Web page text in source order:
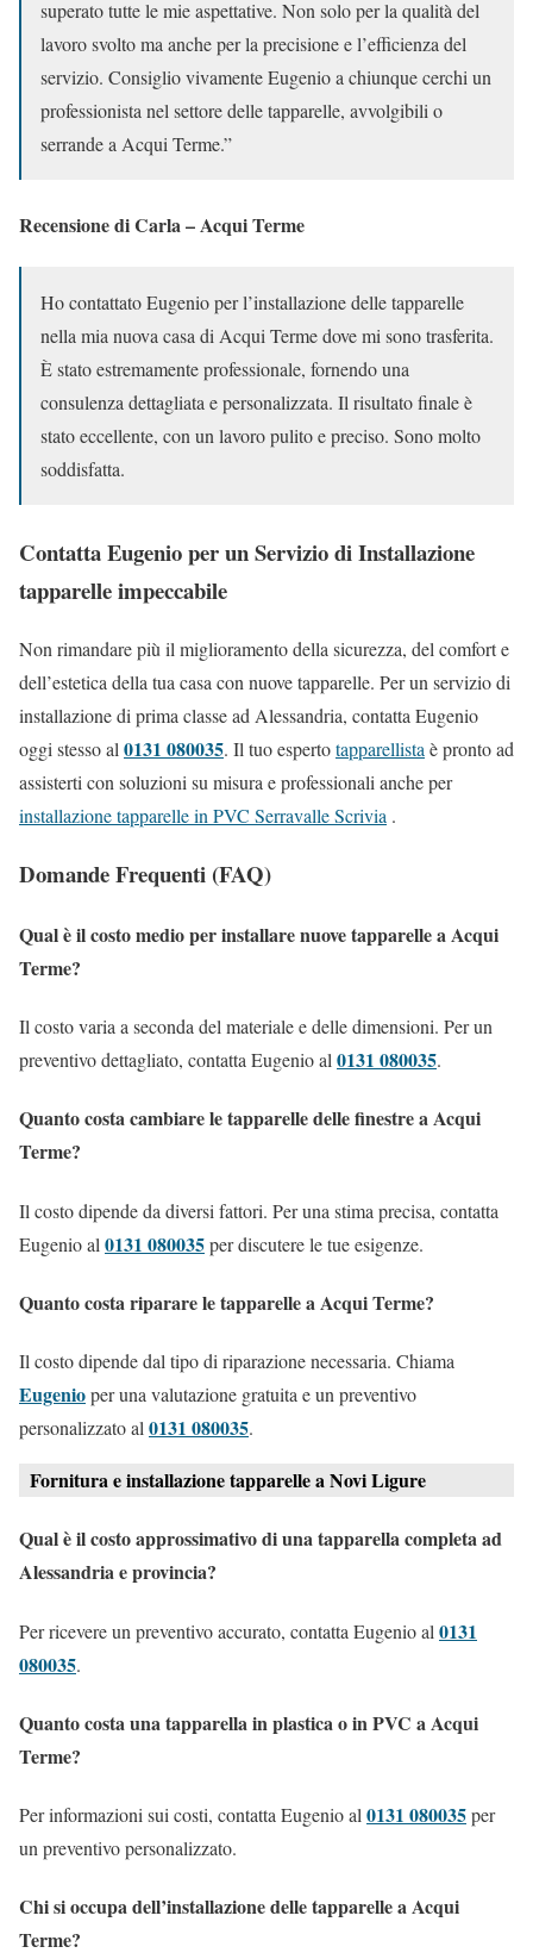
superato tutte le mie aspettative. Non solo per la qualità del
lavoro svolto ma anche per la precisione e l’efficienza del
servizio. Consiglio vivamente Eugenio a chiunque cerchi un
professionista nel settore delle tapparelle, avvolgibili o
serrande a Acqui Terme.”
Recensione di Carla – Acqui Terme
Ho contattato Eugenio per l’installazione delle tapparelle
nella mia nuova casa di Acqui Terme dove mi sono trasferita.
È stato estremamente professionale, fornendo una
consulenza dettagliata e personalizzata. Il risultato finale è
stato eccellente, con un lavoro pulito e preciso. Sono molto
soddisfatta.
Contatta Eugenio per un Servizio di Installazione
tapparelle impeccabile
Non rimandare più il miglioramento della sicurezza, del comfort e
dell’estetica della tua casa con nuove tapparelle. Per un servizio di
installazione di prima classe ad Alessandria, contatta Eugenio
oggi stesso al 0131 080035. Il tuo espertotapparellista è pronto ad
assisterti con soluzioni su misura e professionali anche per
installazione tapparelle in PVC Serravalle Scrivia .
Domande Frequenti (FAQ)
Qual è il costo medio per installare nuove tapparelle a Acqui
Terme?
Il costo varia a seconda del materiale e delle dimensioni. Per un
preventivo dettagliato, contatta Eugenio al 0131 080035.
Quanto costa cambiare le tapparelle delle finestre a Acqui
Terme?
Il costo dipende da diversi fattori. Per una stima precisa, contatta
Eugenio al 0131 080035per discutere le tue esigenze.
Quanto costa riparare le tapparelle a Acqui Terme?
Il costo dipende dal tipo di riparazione necessaria. Chiama
Eugenioper una valutazione gratuita e un preventivo
personalizzato al 0131 080035.
Fornitura e installazione tapparelle a Novi Ligure
Qual è il costo approssimativo di una tapparella completa ad
Alessandria e provincia?
Per ricevere un preventivo accurato, contatta Eugenio al 0131
080035.
Quanto costa una tapparella in plastica o in PVC a Acqui
Terme?
Per informazioni sui costi, contatta Eugenio al 0131 080035per
un preventivo personalizzato.
Chi si occupa dell’installazione delle tapparelle a Acqui
Terme?